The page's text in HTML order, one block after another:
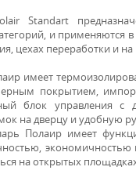
Standart
и применяются
цехах переработки и
имеет
покрытием,
блок управления
на дверцу и удобную
Полаир имеет
экономичностью
на открытых